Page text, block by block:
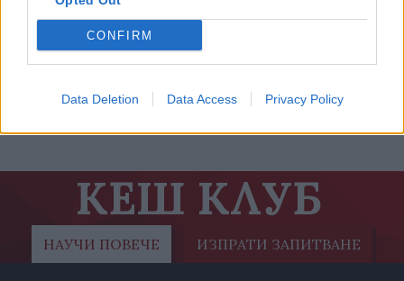
CONFIRM
Data Deletion Data Access Privacy Policy
Абсолютната давност не влиза в сила
автоматично
КЕШ КЛУБ
НАУЧИ ПОВЕЧЕ ИЗПРАТИ ЗАПИТВАНЕ